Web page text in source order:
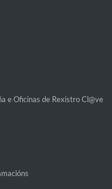
e Oficinas de Rexistro Cl@ve